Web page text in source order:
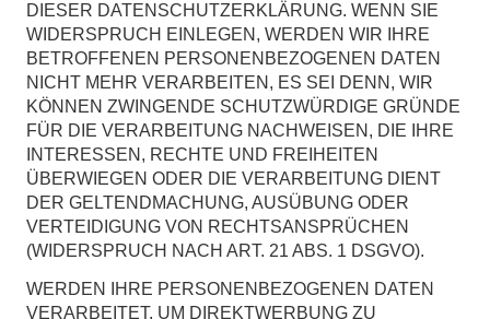
DIESER DATENSCHUTZERKLÄRUNG. WENN SIE
WIDERSPRUCH EINLEGEN, WERDEN WIR IHRE
BETROFFENEN PERSONENBEZOGENEN DATEN
NICHT MEHR VERARBEITEN, ES SEI DENN, WIR
KÖNNEN ZWINGENDE SCHUTZWÜRDIGE GRÜNDE
FÜR DIE VERARBEITUNG NACHWEISEN, DIE IHRE
INTERESSEN, RECHTE UND FREIHEITEN
ÜBERWIEGEN ODER DIE VERARBEITUNG DIENT
DER GELTENDMACHUNG, AUSÜBUNG ODER
VERTEIDIGUNG VON RECHTSANSPRÜCHEN
(WIDERSPRUCH NACH ART. 21 ABS. 1 DSGVO).
WERDEN IHRE PERSONENBEZOGENEN DATEN
VERARBEITET, UM DIREKTWERBUNG ZU